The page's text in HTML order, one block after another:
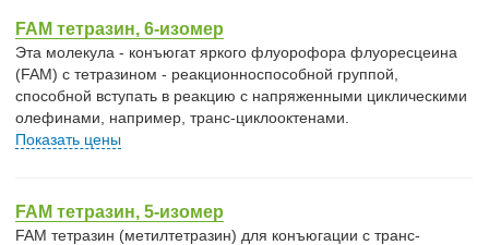
FAM тетразин, 6-изомер
Эта молекула - конъюгат яркого флуорофора флуоресцеина
(FAM) с тетразином - реакционноспособной группой,
способной вступать в реакцию с напряженными циклическими
олефинами, например, транс-циклооктенами.
Показать цены
FAM тетразин, 5-изомер
FAM тетразин (метилтетразин) для конъюгации с транс-